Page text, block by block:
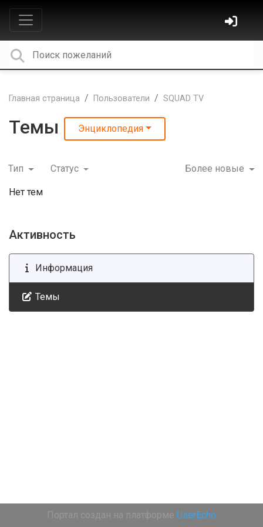
Главная страница Пользователи SQUAD TV
Темы Энциклопедия
Тип Статус Более новые
Нет тем
Активность
Информация
Темы
Портал создан на платформе UserEcho